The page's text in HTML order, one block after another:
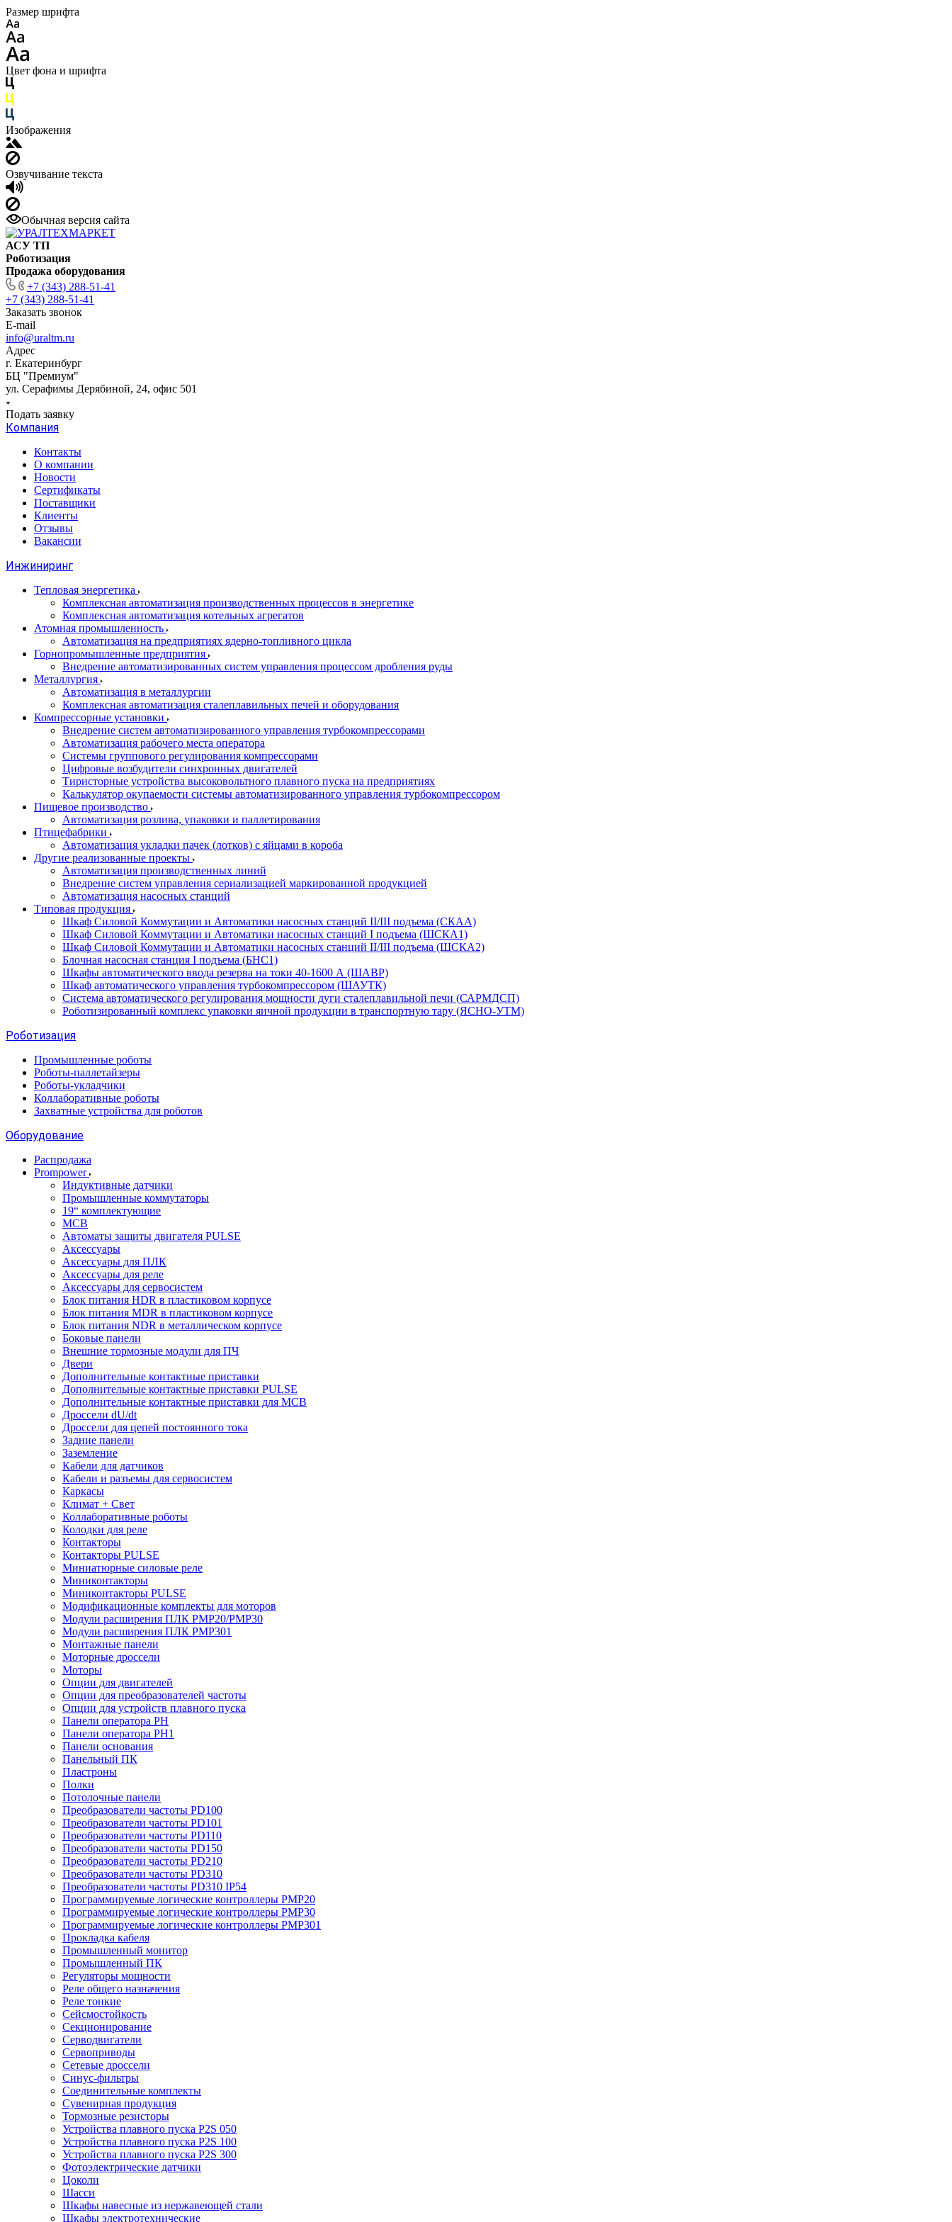
Размер шрифта
Цвет фона и шрифта
Изображения
Озвучивание текста
Обычная версия сайта
АСУ ТП
Роботизация
Продажа оборудования
+7 (343) 288-51-41
+7 (343) 288-51-41
Заказать звонок
E-mail
info@uraltm.ru
Адрес
г. Екатеринбург
БЦ "Премиум"
ул. Серафимы Дерябиной, 24, офис 501
Подать заявку
Компания
Контакты
О компании
Новости
Сертификаты
Поставщики
Клиенты
Отзывы
Вакансии
Инжиниринг
Тепловая энергетика
Комплексная автоматизация производственных процессов в энергетике
Комплексная автоматизация котельных агрегатов
Атомная промышленность
Автоматизация на предприятиях ядерно-топливного цикла
Горнопромышленные предприятия
Внедрение автоматизированных систем управления процессом дробления руды
Металлургия
Автоматизация в металлургии
Комплексная автоматизация сталеплавильных печей и оборудования
Компрессорные установки
Внедрение систем автоматизированного управления турбокомпрессорами
Автоматизация рабочего места оператора
Системы группового регулирования компрессорами
Цифровые возбудители синхронных двигателей
Тиристорные устройства высоковольтного плавного пуска на предприятиях
Калькулятор окупаемости системы автоматизированного управления турбокомпрессором
Пищевое производство
Автоматизация розлива, упаковки и паллетирования
Птицефабрики
Автоматизация укладки пачек (лотков) с яйцами в короба
Другие реализованные проекты
Автоматизация производственных линий
Внедрение систем управления сериализацией маркированной продукцией
Автоматизация насосных станций
Типовая продукция
Шкаф Силовой Коммутации и Автоматики насосных станций II/III подъема (СКАА)
Шкаф Силовой Коммутации и Автоматики насосных станций I подъема (ШСКА1)
Шкаф Силовой Коммутации и Автоматики насосных станций II/III подъема (ШСКА2)
Блочная насосная станция I подъема (БНС1)
Шкафы автоматического ввода резерва на токи 40-1600 А (ШАВР)
Шкаф автоматического управления турбокомпрессором (ШАУТК)
Система автоматического регулирования мощности дуги сталеплавильной печи (САРМДСП)
Роботизированный комплекс упаковки яичной продукции в транспортную тару (ЯСНО-УТМ)
Роботизация
Промышленные роботы
Роботы-паллетайзеры
Роботы-укладчики
Коллаборативные роботы
Захватные устройства для роботов
Оборудование
Распродажа
Prompower
Индуктивные датчики
Промышленные коммутаторы
19“ комплектующие
MCB
Автоматы защиты двигателя PULSE
Аксессуары
Аксессуары для ПЛК
Аксессуары для реле
Аксессуары для сервосистем
Блок питания HDR в пластиковом корпусе
Блок питания MDR в пластиковом корпусе
Блок питания NDR в металлическом корпусе
Боковые панели
Внешние тормозные модули для ПЧ
Двери
Дополнительные контактные приставки
Дополнительные контактные приставки PULSE
Дополнительные контактные приставки для MCB
Дроссели dU/dt
Дроссели для цепей постоянного тока
Задние панели
Заземление
Кабели для датчиков
Кабели и разъемы для сервосистем
Каркасы
Климат + Свет
Коллаборативные роботы
Колодки для реле
Контакторы
Контакторы PULSE
Миниатюрные силовые реле
Миниконтакторы
Миниконтакторы PULSE
Модификационные комплекты для моторов
Модули расширения ПЛК PMP20/PMP30
Модули расширения ПЛК PMP301
Монтажные панели
Моторные дроссели
Моторы
Опции для двигателей
Опции для преобразователей частоты
Опции для устройств плавного пуска
Панели оператора PH
Панели оператора PH1
Панели основания
Панельный ПК
Пластроны
Полки
Потолочные панели
Преобразователи частоты PD100
Преобразователи частоты PD101
Преобразователи частоты PD110
Преобразователи частоты PD150
Преобразователи частоты PD210
Преобразователи частоты PD310
Преобразователи частоты PD310 IP54
Программируемые логические контроллеры PMP20
Программируемые логические контроллеры PMP30
Программируемые логические контроллеры PMP301
Прокладка кабеля
Промышленный монитор
Промышленный ПК
Регуляторы мощности
Реле общего назначения
Реле тонкие
Сейсмостойкость
Секционирование
Серводвигатели
Сервоприводы
Сетевые дроссели
Синус-фильтры
Соединительные комплекты
Сувенирная продукция
Тормозные резисторы
Устройства плавного пуска P2S 050
Устройства плавного пуска P2S 100
Устройства плавного пуска P2S 300
Фотоэлектрические датчики
Цоколи
Шасси
Шкафы навесные из нержавеющей стали
Шкафы электротехнические